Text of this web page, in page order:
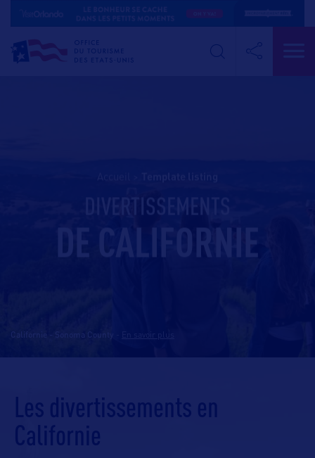
DIVERTISSEMENTS
DE CALIFORNIE
Californie - Sonoma County
Les divertissements en
Californie